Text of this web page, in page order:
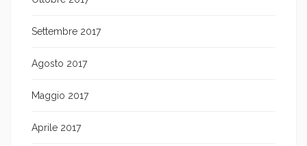
Settembre 2017
Agosto 2017
Maggio 2017
Aprile 2017